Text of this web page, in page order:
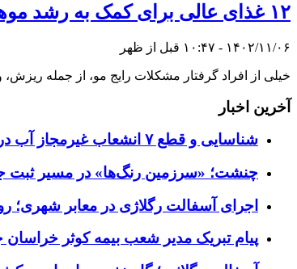
۱۲ غذای عالی برای کمک به رشد موها
۱۴۰۲/۱۱/۰۶ - ۱۰:۴۷ قبل از ظهر
خیلی از افراد گرفتار مشکلات رایج مو، از جمله
آخرین اخبار
شناسایی و قطع ۷ انشعاب غیرمجاز آب در شهرستان زیرکوه
چنشت؛ «سرزمین رنگ‌ها» در مسیر ثبت
اجرای آسفالت رگلاژی در معابر شهری؛
پیام تبریک مدیر شعب بیمه کوثر خراسان